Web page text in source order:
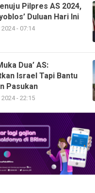
Pilpres AS 2024,
Duluan Hari Ini
- 07:14
Dua’ AS:
Israel Tapi Bantu
Pasukan
- 22:15